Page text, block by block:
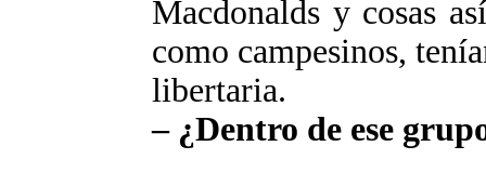
Macdonalds y cosas
como campesinos,
libertaria.
– ¿Dentro de ese